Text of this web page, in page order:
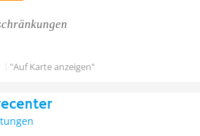
"Auf Karte anzeigen"